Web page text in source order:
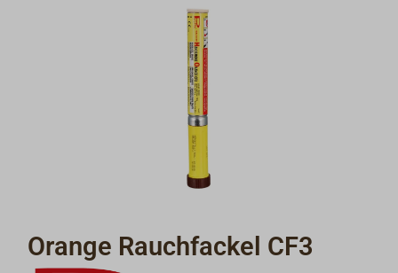
Orange Rauchfackel CF3